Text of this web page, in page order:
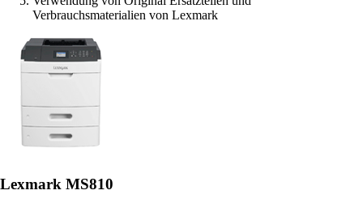
Verbrauchsmaterialien von Lexmark
Lexmark MS810